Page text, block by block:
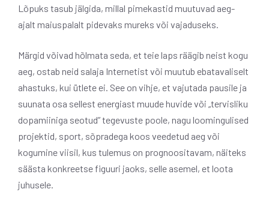
Lõpuks tasub jälgida, millal pimekastid muutuvad aeg-
ajalt maiuspalalt pidevaks mureks või vajaduseks.
Märgid võivad hõlmata seda, et teie laps räägib neist kogu
aeg, ostab neid salaja Internetist või muutub ebatavaliselt
ahastuks, kui ütlete ei. See on vihje, et vajutada pausile ja
suunata osa sellest energiast muude huvide või „tervisliku
dopamiiniga seotud” tegevuste poole, nagu loomingulised
projektid, sport, sõpradega koos veedetud aeg või
kogumine viisil, kus tulemus on prognoositavam, näiteks
säästa konkreetse figuuri jaoks, selle asemel, et loota
juhusele.